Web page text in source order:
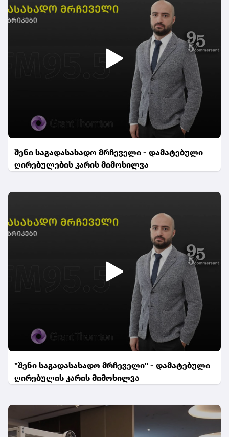
შენი საგადასახადო მრჩეველი - დამატებული
ღირებულების კარის მიმოხილვა
"შენი საგადასახადო მრჩეველი" - დამატებული
ღირებულის კარის მიმოხილვა